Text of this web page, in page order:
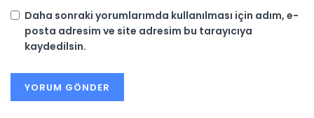
Daha sonraki yorumlarımda kullanılması için adım, e-
posta adresim ve site adresim bu tarayıcıya
kaydedilsin.